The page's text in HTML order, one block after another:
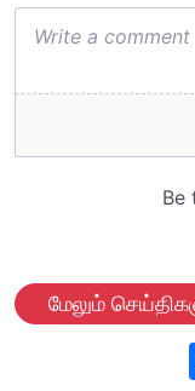
மேலும்